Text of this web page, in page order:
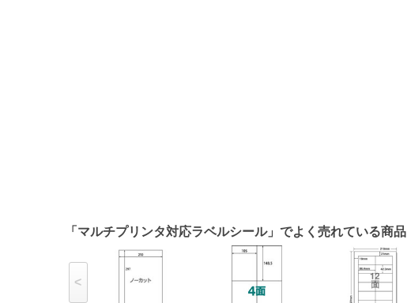
「マルチプリンタ対応ラベルシール」でよく売れている商品
<